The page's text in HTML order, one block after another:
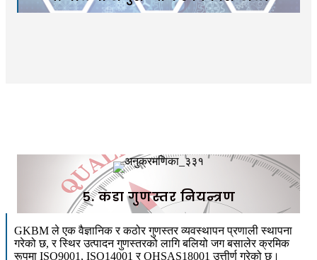
५. कडा गुणस्तर नियन्त्रण
GKBM ले एक वैज्ञानिक र कठोर गुणस्तर व्यवस्थापन प्रणाली स्थापना
गरेको छ, र स्थिर उत्पादन गुणस्तरको लागि बलियो जग बसालेर क्रमिक
रूपमा ISO9001, ISO14001 र OHSAS18001 उत्तीर्ण गरेको छ।